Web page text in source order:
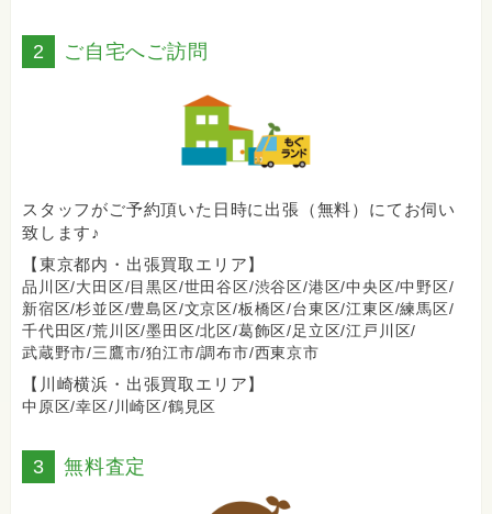
2 ご自宅へご訪問
スタッフがご予約頂いた日時に出張（無料）にてお伺い
致します♪
【東京都内・出張買取エリア】
品川区/大田区/目黒区/世田谷区/渋谷区/港区/中央区/中野区/
新宿区/杉並区/豊島区/文京区/板橋区/台東区/江東区/練馬区/
千代田区/荒川区/墨田区/北区/葛飾区/足立区/江戸川区/
武蔵野市/三鷹市/狛江市/調布市/西東京市
【川崎横浜・出張買取エリア】
中原区/幸区/川崎区/鶴見区
3 無料査定